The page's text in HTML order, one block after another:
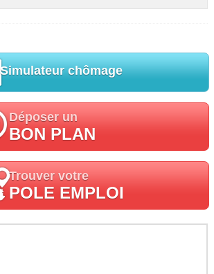
Simulateur chômage
Déposer un
BON PLAN
Trouver votre
POLE EMPLOI